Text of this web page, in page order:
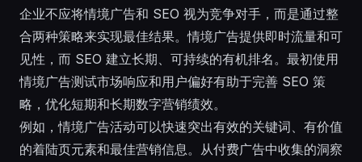
企业不应将情境广告和 SEO 视为竞争对手，而是通过整
合两种策略来实现最佳结果。情境广告提供即时流量和可
见性，而 SEO 建立长期、可持续的有机排名。最初使用
情境广告测试市场响应和用户偏好有助于完善 SEO 策
略，优化短期和长期数字营销绩效。
例如，情境广告活动可以快速突出有效的关键词、有价值
的着陆页元素和最佳营销信息。从付费广告中收集的洞察